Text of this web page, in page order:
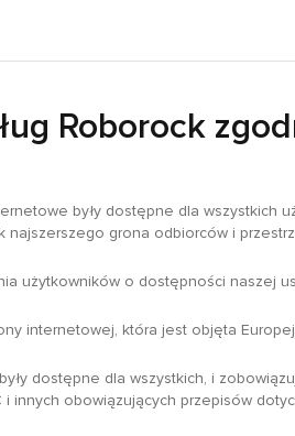
Roborock
były dostępne dla wszystkich
grona odbiorców i
użytkowników o dostępności naszej
internetowej, która jest objęta
dostępne dla wszystkich, i
innych obowiązujących przepisów